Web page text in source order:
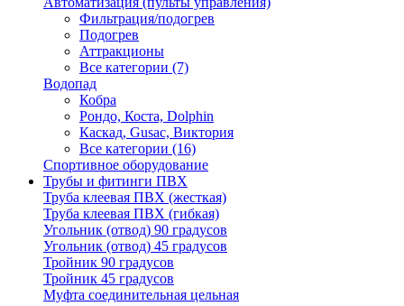
Фильтрация/подогрев
Подогрев
Аттракционы
Все категории (7)
Водопад
Кобра
Рондо, Коста, Dolphin
Каскад, Gusac, Виктория
Все категории (16)
Спортивное оборудование
Трубы и фитинги ПВХ
Труба клеевая ПВХ (жесткая)
Труба клеевая ПВХ (гибкая)
Угольник (отвод) 90 градусов
Угольник (отвод) 45 градусов
Тройник 90 градусов
Тройник 45 градусов
Муфта соединительная цельная